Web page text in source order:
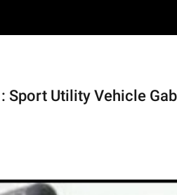
Sport Utility Vehicle